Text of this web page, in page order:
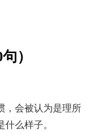
）
，会被认为是理所
么样子。